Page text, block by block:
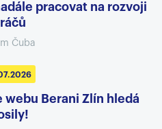
pracovat na rozvoji
Čuba
webu Berani Zlín hledá